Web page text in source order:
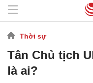
Thời sự
Tân Chủ tịch
là ai?